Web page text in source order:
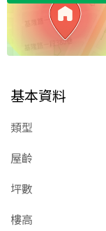
基本資料
類型
屋齡
坪數
樓高